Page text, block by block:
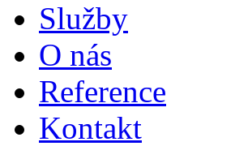
Služby
O nás
Reference
Kontakt